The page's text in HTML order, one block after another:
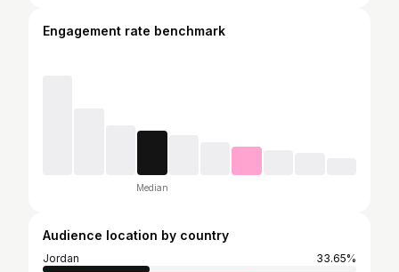
Engagement rate benchmark
Median
Audience location by country
Jordan
33.65%